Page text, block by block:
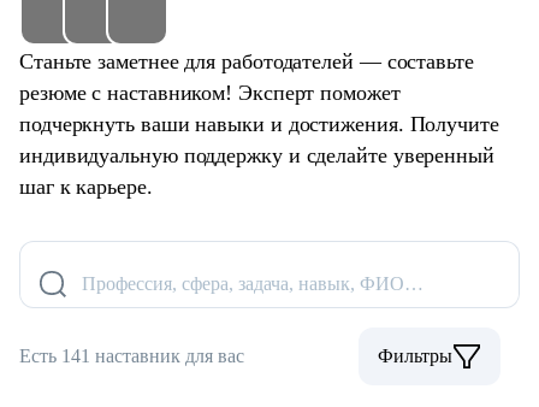
Станьте заметнее для работодателей — составьте
резюме с наставником! Эксперт поможет
подчеркнуть ваши навыки и достижения. Получите
индивидуальную поддержку и сделайте уверенный
шаг к карьере.
Профессия, сфера, задача, навык, ФИО…
Есть 141 наставник для вас Фильтры